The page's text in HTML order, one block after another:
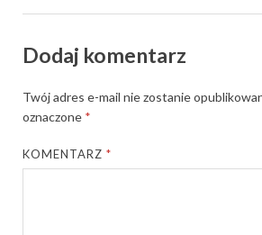
Dodaj komentarz
Twój adres e-mail nie zostanie
oznaczone *
KOMENTARZ*